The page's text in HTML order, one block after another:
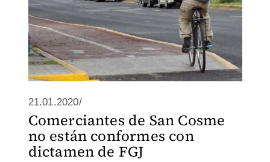
21.01.2020/
Comerciantes de San Cosme
no están conformes con
dictamen de FGJ